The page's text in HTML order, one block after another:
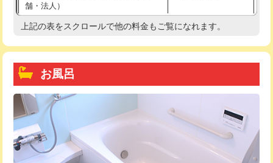
舗・法人）
高度高圧洗浄換 現地調査
トーラー機使用/3mまで
追加トーラー機使用/3m超え
カメラ調査 33,000円
桝清掃 8,800円
上記の表をスクロールで他の料金もご覧になれます。
お風呂